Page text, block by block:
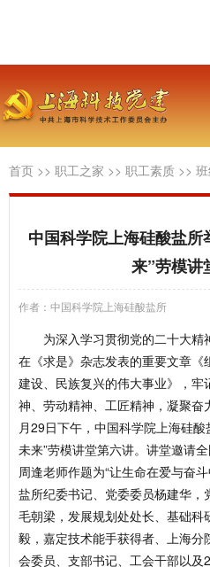
首页 >> 职工之家 >> 职工素质 >>
中国科学院上海硅酸盐
来”劳模讲
作者：中国科学院上海硅酸盐所
为深入学习贯彻党的二十大
在《求是》杂志发表的重要文章
建设、民族复兴的伟大事业》，牢
神、劳动精神、工匠精神，凝聚
月29日下午，中国科学院上海硅
未来”劳模讲堂第六讲。讲堂邀请
周逢老师作题为“让生命在爱与奋
盐所纪委书记、党委委员杨建华
毛朝梁，发展规划处处长、基础科
毅，嘉定技术能手获得者、上海分
会委员、支部书记、工会干部以